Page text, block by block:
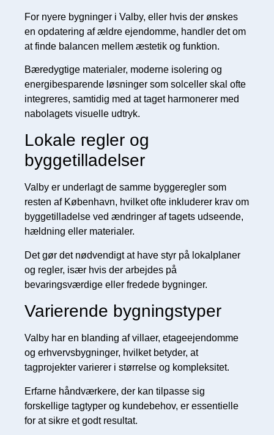
For nyere bygninger i Valby, eller hvis der ønskes
en opdatering af ældre ejendomme, handler det om
at finde balancen mellem æstetik og funktion.
Bæredygtige materialer, moderne isolering og
energibesparende løsninger som solceller skal ofte
integreres, samtidig med at taget harmonerer med
nabolagets visuelle udtryk.
Lokale regler og
byggetilladelser
Valby er underlagt de samme byggeregler som
resten af København, hvilket ofte inkluderer krav om
byggetilladelse ved ændringer af tagets udseende,
hældning eller materialer.
Det gør det nødvendigt at have styr på lokalplaner
og regler, især hvis der arbejdes på
bevaringsværdige eller fredede bygninger.
Varierende bygningstyper
Valby har en blanding af villaer, etageejendomme
og erhvervsbygninger, hvilket betyder, at
tagprojekter varierer i størrelse og kompleksitet.
Erfarne håndværkere, der kan tilpasse sig
forskellige tagtyper og kundebehov, er essentielle
for at sikre et godt resultat.